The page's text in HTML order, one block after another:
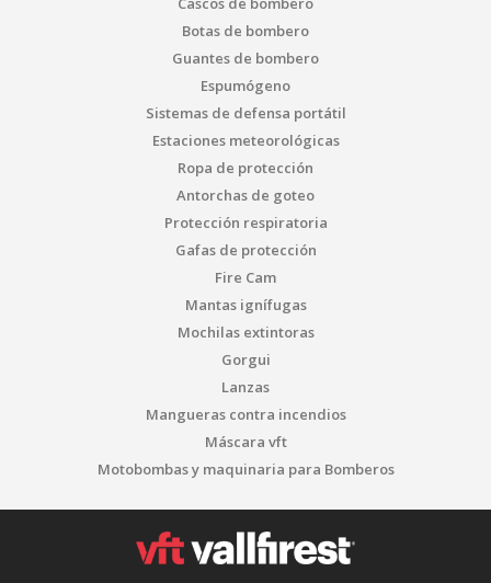
Botas de bombero
Guantes de bombero
Espumógeno
Sistemas de defensa portátil
Estaciones meteorológicas
Ropa de protección
Antorchas de goteo
Protección respiratoria
Gafas de protección
Fire Cam
Mantas ignífugas
Mochilas extintoras
Gorgui
Lanzas
Mangueras contra incendios
Máscara vft
Motobombas y maquinaria para Bomberos